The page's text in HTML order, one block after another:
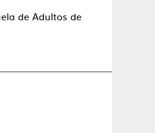
de Adultos de